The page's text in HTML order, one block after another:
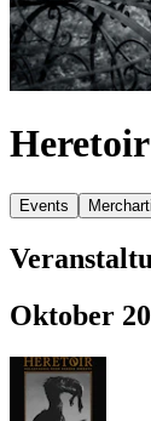
Heretoir
Events
Oktober